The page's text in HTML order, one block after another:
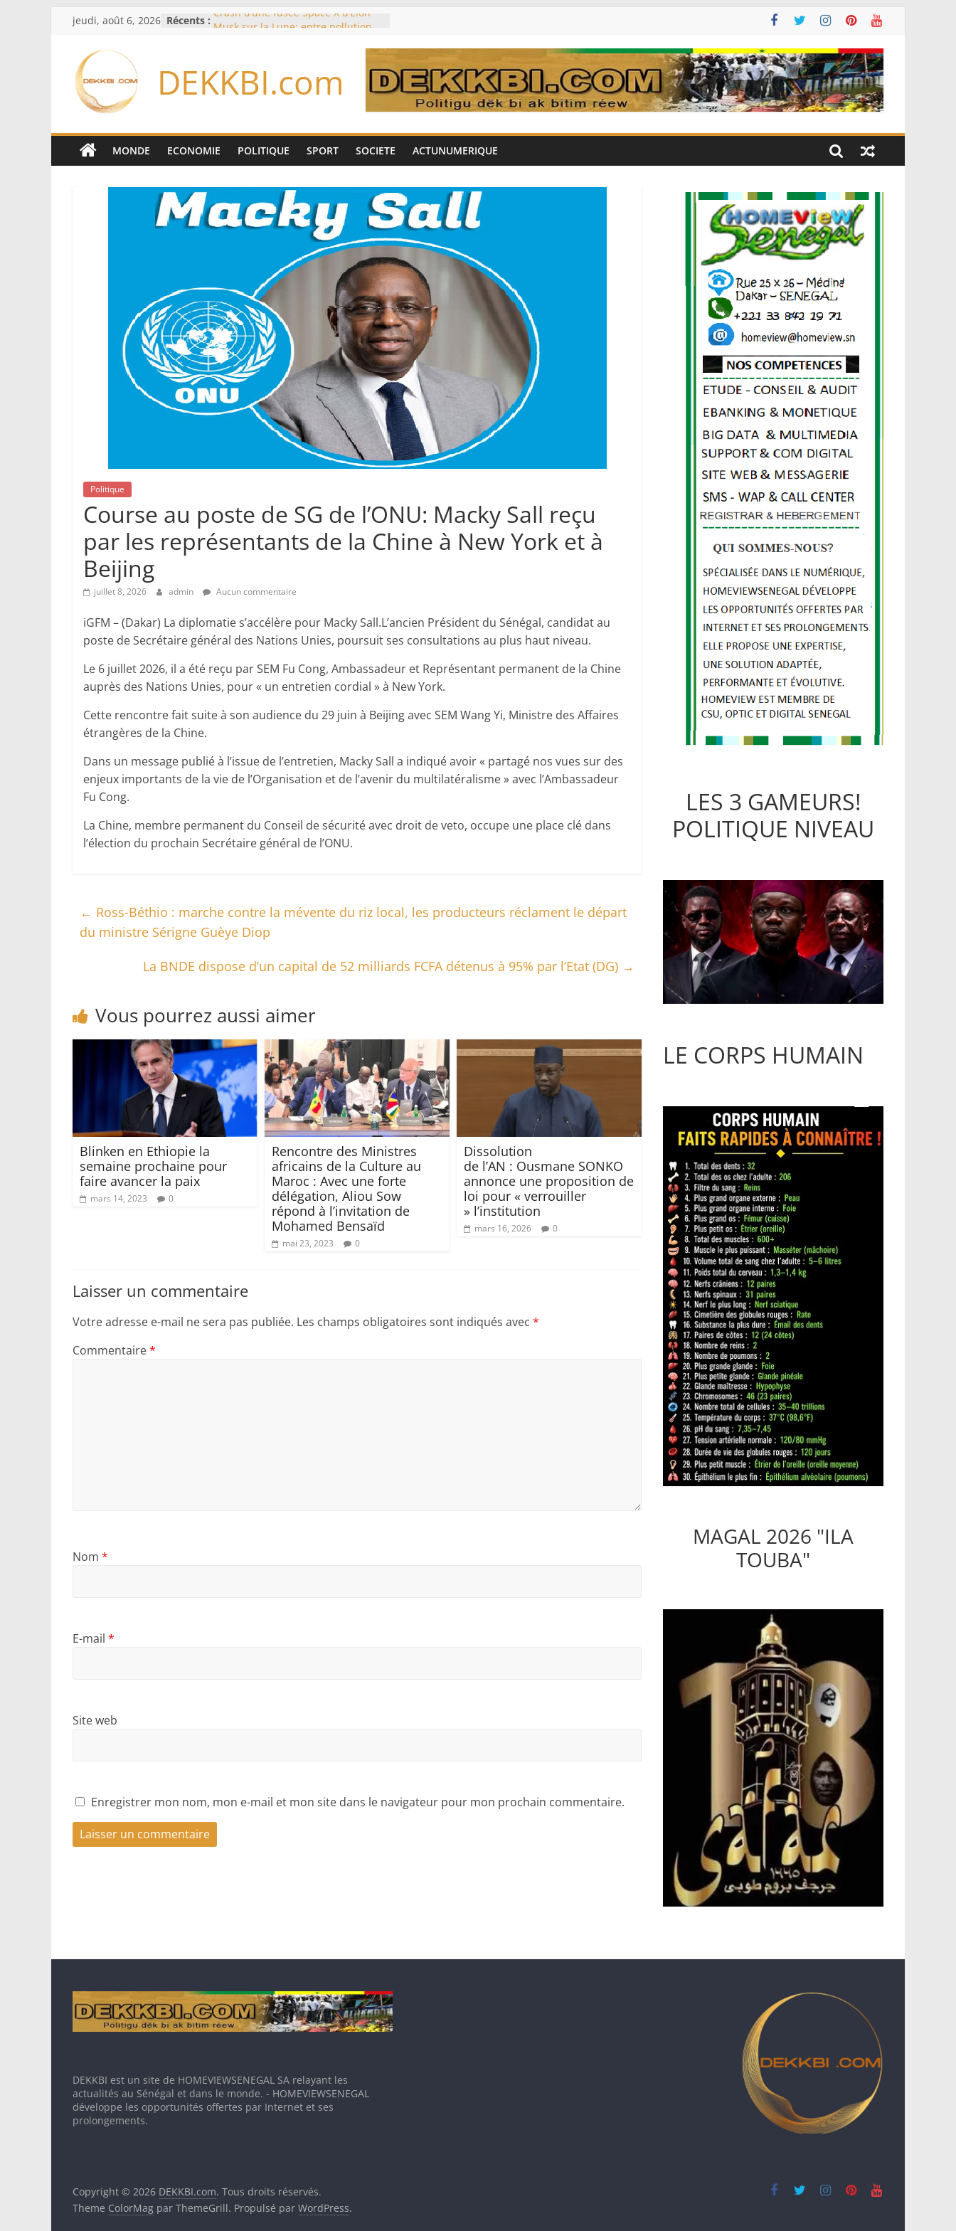
Passer
contenu
jeudi, août 6, 2026 Récents : Crash d’une fusée Space X d’Elon
Équipe nationale : Souleymane
Diallo devrait assurer l’intérim des
bancs africains : Sept
sélectionneurs sur 10 déjà partis
Sécheresse: Faut-il stocker l’eau?
75 côté espagnol, 11 côté marocain
DEKKBI.com
MONDE ECONOMIE POLITIQUE SPORT SOCIETE ACTUNUMERIQUE
Politique
Course au poste de SG de l’ONU: Macky Sall reçu
par les représentants de la Chine à New York et à
Beijing
juillet 8, 2026 admin Aucun commentaire
iGFM – (Dakar) La diplomatie s’accélère pour Macky Sall.L’ancien Président du Sénégal, candidat au
poste de Secrétaire général des Nations Unies, poursuit ses consultations au plus haut niveau.
Le 6 juillet 2026, il a été reçu par SEM Fu Cong, Ambassadeur et Représentant permanent de la Chine
auprès des Nations Unies, pour « un entretien cordial » à New York.
Cette rencontre fait suite à son audience du 29 juin à Beijing avec SEM Wang Yi, Ministre des Affaires
étrangères de la Chine.
Dans un message publié à l’issue de l’entretien, Macky Sall a indiqué avoir « partagé nos vues sur des
enjeux importants de la vie de l’Organisation et de l’avenir du multilatéralisme » avec l’Ambassadeur
Fu Cong.
La Chine, membre permanent du Conseil de sécurité avec droit de veto, occupe une place clé dans
l’élection du prochain Secrétaire général de l’ONU.
← Ross-Béthio : marche contre la mévente du riz local, les producteurs réclament le départ
du ministre Sérigne Guèye Diop
La BNDE dispose d’un capital de 52 milliards FCFA détenus à 95% par l’Etat (DG) →
Vous pourrez aussi aimer
Blinken en Ethiopie la
semaine prochaine pour
faire avancer la paix
mars 14, 2023 0
Rencontre des Ministres
africains de la Culture au
Maroc : Avec une forte
délégation, Aliou Sow
répond à l’invitation de
Mohamed Bensaïd
mai 23, 2023 0
Dissolution
de l’AN : Ousmane SONKO
annonce une proposition de
loi pour « verrouiller
» l’institution
mars 16, 2026 0
Laisser un commentaire
Votre adresse e-mail ne sera pas publiée. Les champs obligatoires sont indiqués avec *
Commentaire*
Nom *
E-mail *
Site web
Enregistrer mon nom, mon e-mail et mon site dans le navigateur pour mon prochain commentaire.
LES 3 GAMEURS!
POLITIQUE NIVEAU
LE CORPS HUMAIN
MAGAL 2026 "ILA
TOUBA"
DEKKBI est un site de HOMEVIEWSENEGAL SA relayant les
actualités au Sénégal et dans le monde. - HOMEVIEWSENEGAL
développe les opportunités offertes par Internet et ses
prolongements.
Copyright © 2026 DEKKBI.com. Tous droits réservés.
Theme ColorMag par ThemeGrill. Propulsé par WordPress.